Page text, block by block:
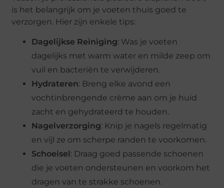
is het belangrijk om je voeten thuis goed te
verzorgen. Hier zijn enkele tips:
Dagelijkse Reiniging: Was je voeten
dagelijks met warm water en milde zeep om
vuil en bacteriën te verwijderen.
Hydrateren: Breng elke avond een
vochtinbrengende crème aan om je huid
zacht en gehydrateerd te houden.
Nagelverzorging: Knip je nagels regelmatig
en vijl ze om scherpe randen te voorkomen.
Schoeisel : Draag goed passende schoenen
die je voeten ondersteunen en voorkom het
dragen van te strakke schoenen.